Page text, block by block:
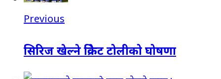
Previous
सिरिज खेल्ने क्रिकेट टोलीको घोषणा